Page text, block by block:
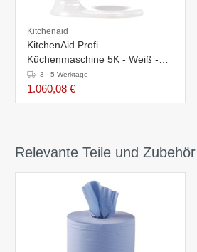
Kitchenaid
KitchenAid Profi
Küchenmaschine 5K - Weiß -
6,9 Liter
3 - 5 Werktage
1.060,08 €
Relevante Teile und Zubehör